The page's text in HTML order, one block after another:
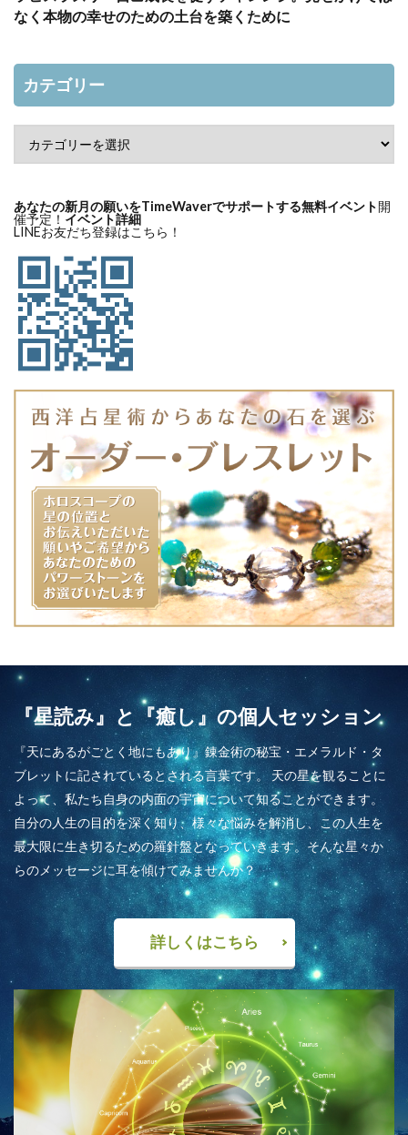
なく本物の幸せのための土台を築くために
カテゴリー
あなたの新月の願いをTimeWaverでサポートする無料イベント開
催予定！ イベント詳細
LINEお友だち登録はこちら！
『星読み』と『癒し』の個人セッション
『天にあるがごとく地にもあり』錬金術の秘宝・エメラルド・タ
ブレットに記されているとされる言葉です。 天の星を観ることに
よって、私たち自身の内面の宇宙について知ることができます。
自分の人生の目的を深く知り、様々な悩みを解消し、この人生を
最大限に生き切るための羅針盤となっていきます。そんな星々か
らのメッセージに耳を傾けてみませんか？
詳しくはこちら